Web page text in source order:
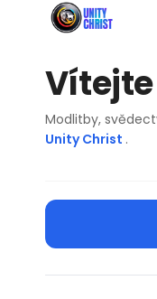
Vítejte
Modlitby,
Unity Christ .